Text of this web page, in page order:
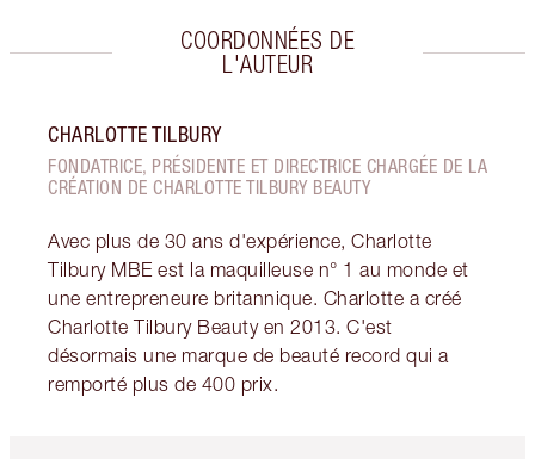
COORDONNÉES DE
L'AUTEUR
CHARLOTTE TILBURY
FONDATRICE, PRÉSIDENTE ET DIRECTRICE CHARGÉE DE LA
CRÉATION DE CHARLOTTE TILBURY BEAUTY
Avec plus de 30 ans d'expérience, Charlotte
Tilbury MBE est la maquilleuse n° 1 au monde et
une entrepreneure britannique. Charlotte a créé
Charlotte Tilbury Beauty en 2013. C'est
désormais une marque de beauté record qui a
remporté plus de 400 prix.